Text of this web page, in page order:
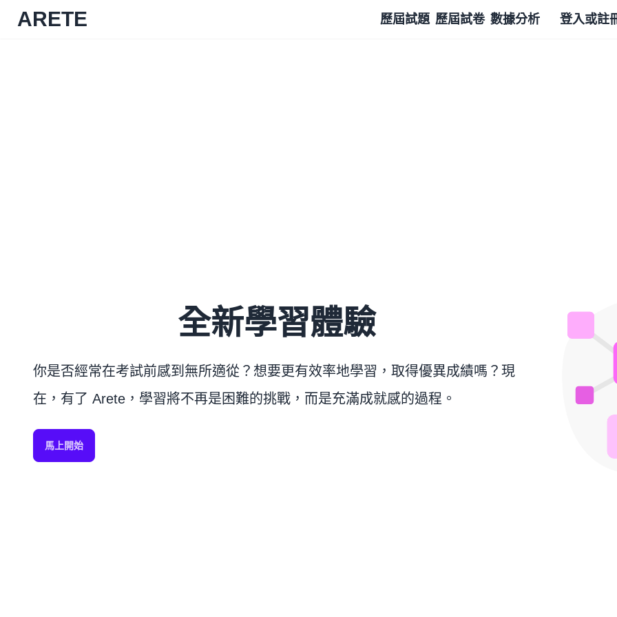
ARETE 歷屆試題 歷屆試卷 數據分析 登入或註
全新學習體驗
你是否經常在考試前感到無所適從？想要更有效率地學習，取得優異成績嗎？現
在，有了 Arete，學習將不再是困難的挑戰，而是充滿成就感的過程。
馬上開始